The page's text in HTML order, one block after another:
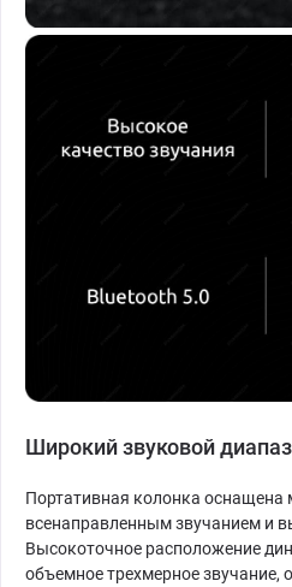
Широкий звуковой
Портативная колонка
всенаправленным звучанием и
Высокоточное расположение
объемное трехмерное звучание,